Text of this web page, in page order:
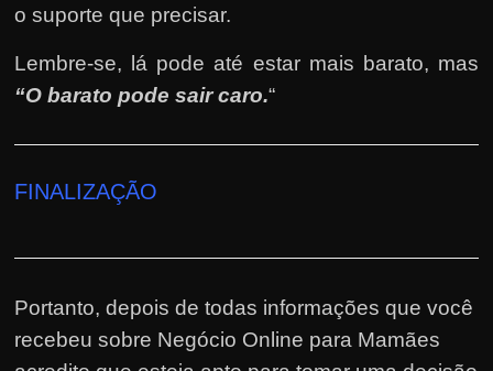
o suporte que precisar.
Lembre-se, lá pode até estar mais barato, mas
“O barato pode sair caro.“
FINALIZAÇÃO
Portanto, depois de todas informações que você
recebeu sobre Negócio Online para Mamães